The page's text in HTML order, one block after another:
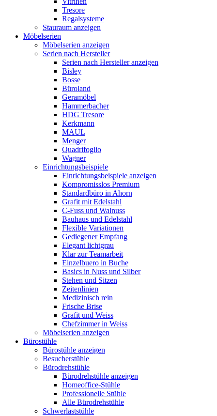
Tresore
Regalsysteme
Stauraum anzeigen
Möbelserien
Möbelserien anzeigen
Serien nach Hersteller
Serien nach Hersteller anzeigen
Bisley
Bosse
Büroland
Geramöbel
Hammerbacher
HDG Tresore
Kerkmann
MAUL
Menger
Quadrifoglio
Wagner
Einrichtungsbeispiele
Einrichtungsbeispiele anzeigen
Kompromisslos Premium
Standardbüro in Ahorn
Grafit mit Edelstahl
C-Fuss und Walnuss
Bauhaus und Edelstahl
Flexible Variationen
Gediegener Empfang
Elegant lichtgrau
Klar zur Teamarbeit
Einzelbuero in Buche
Basics in Nuss und Silber
Stehen und Sitzen
Zeitenlinien
Medizinisch rein
Frische Brise
Grafit und Weiss
Chefzimmer in Weiss
Möbelserien anzeigen
Bürostühle
Bürostühle anzeigen
Besucherstühle
Bürodrehstühle
Bürodrehstühle anzeigen
Homeoffice-Stühle
Professionelle Stühle
Alle Bürodrehstühle
Schwerlaststühle